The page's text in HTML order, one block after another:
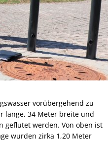
vorübergehend zu
lange, 34 Meter breite und
geflutet werden. Von oben ist
wurden zirka 1,20 Meter